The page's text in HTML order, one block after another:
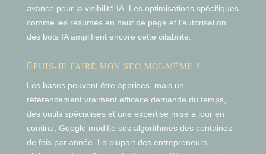
avance pour la visibilité IA. Les optimisations spécifiques
comme les résumés en haut de page et l’autorisation
des bots IA amplifient encore cette citabilité.
PUIS-JE FAIRE MON SEO MOI-MÊME ?
Les bases peuvent être apprises, mais un
référencement vraiment efficace demande du temps,
des outils spécialisés et une expertise mise à jour en
continu, Google modifie ses algorithmes des centaines
de fois par année. La plupart des entrepreneurs